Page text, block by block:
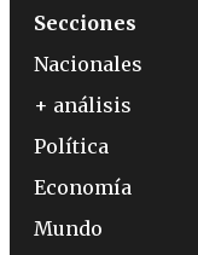
Secciones
Nacionales
+ análisis
Política
Economía
Mundo